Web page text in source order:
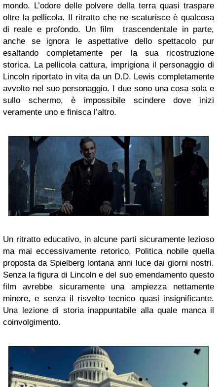
mondo. L’odore delle polvere della terra quasi traspare
oltre la pellicola. Il ritratto che ne scaturisce è qualcosa
di reale e profondo. Un film trascendentale in parte,
anche se ignora le aspettative dello spettacolo pur
esaltando completamente per la sua ricostruzione
storica. La pellicola cattura, imprigiona il personaggio di
Lincoln riportato in vita da un D.D. Lewis completamente
avvolto nel suo personaggio. I due sono una cosa sola e
sullo schermo, è impossibile scindere dove inizi
veramente uno e finisca l’altro.
Un ritratto educativo, in alcune parti sicuramente lezioso
ma mai eccessivamente retorico. Politica nobile quella
proposta da Spielberg lontana anni luce dai giorni nostri.
Senza la figura di Lincoln e del suo emendamento questo
film avrebbe sicuramente una ampiezza nettamente
minore, e senza il risvolto tecnico quasi insignificante.
Una lezione di storia inappuntabile alla quale manca il
coinvolgimento.